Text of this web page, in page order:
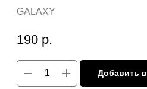
GALAXY
190 р.
Добавить